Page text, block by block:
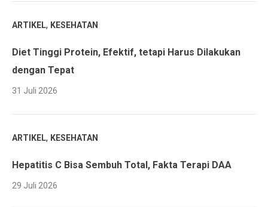
ARTIKEL, KESEHATAN
Diet Tinggi Protein, Efektif, tetapi Harus Dilakukan
dengan Tepat
31 Juli 2026
ARTIKEL, KESEHATAN
Hepatitis C Bisa Sembuh Total, Fakta Terapi DAA
29 Juli 2026